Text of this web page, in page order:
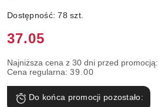
Dostępność:78szt.
Cena:
37.05
Najniższa cena z 30 dni przed promocją:
Cena regularna: 39.00
Do końca promocji pozostało: